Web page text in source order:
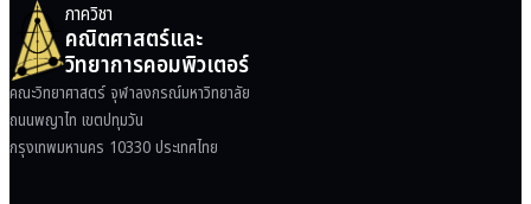
ภาควิชา
คณิตศาสตร์และ
วิทยาการคอมพิวเตอร์
คณะวิทยาศาสตร์ จุฬาลงกรณ์มหาวิทยาลัย
ถนนพญาไท เขตปทุมวัน
กรุงเทพมหานคร 10330 ประเทศไทย